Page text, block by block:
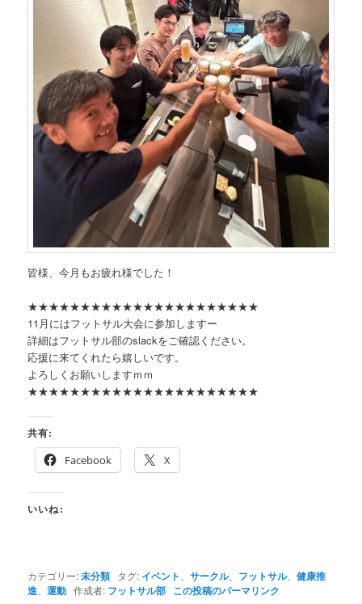
皆様、今月もお疲れ様でした！
★★★★★★★★★★★★★★★★★★★★★★
11月にはフットサル大会に参加しますー
詳細はフットサル部のslackをご確認ください。
応援に来てくれたら嬉しいです。
よろしくお願いしますｍｍ
★★★★★★★★★★★★★★★★★★★★★★
共有:
Facebook
X
いいね:
カテゴリー:未分類 タグ: イベント 、サークル、 フットサル、健康推
進 、運動 作成者: フットサル部 この投稿のパーマリンク